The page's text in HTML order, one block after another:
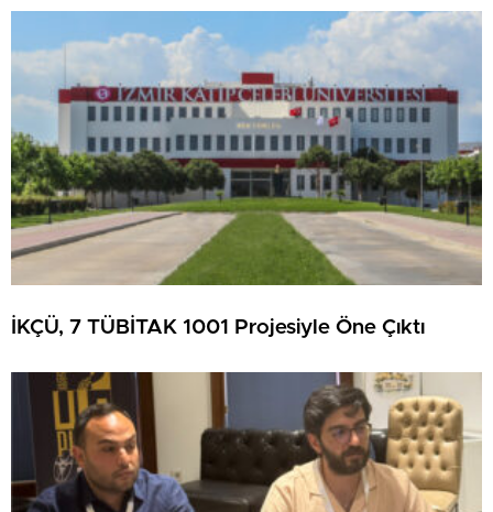
İKÇÜ, 7 TÜBİTAK 1001 Projesiyle Öne Çıktı